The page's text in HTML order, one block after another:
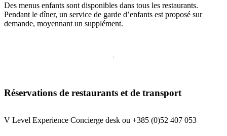
Des menus enfants sont disponibles dans tous les restaurants.
Pendant le dîner, un service de garde d’enfants est proposé sur
demande, moyennant un supplément.
Réservations de restaurants et de transport
V Level Experience Concierge desk ou +385 (0)52 407 053